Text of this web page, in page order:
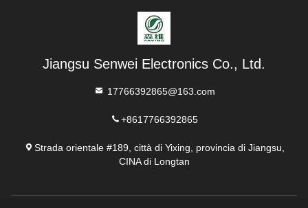
Jiangsu Senwei Electronics Co., Ltd.
17766392865@163.com
+8617766392865
Strada orientale #189, città di Yixing, provincia di Jiangsu,
CINA di Longtan